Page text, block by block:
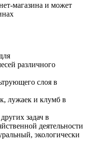
магазина и может
различного
слоя в
лужаек и клумб в
задач в
деятельности
экологически